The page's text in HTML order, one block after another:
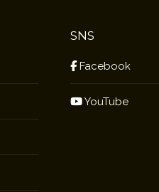
SNS
Facebook
YouTube